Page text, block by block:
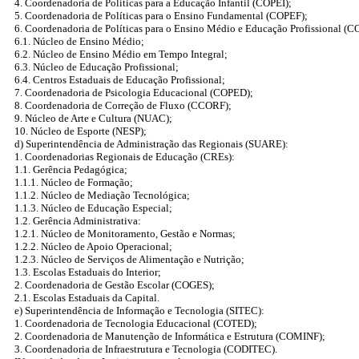
4. Coordenadoria de Políticas para a Educação Infantil (COPEI);
5. Coordenadoria de Políticas para o Ensino Fundamental (COPEF);
6. Coordenadoria de Políticas para o Ensino Médio e Educação Profissional
6.1. Núcleo de Ensino Médio;
6.2. Núcleo de Ensino Médio em Tempo Integral;
6.3. Núcleo de Educação Profissional;
6.4. Centros Estaduais de Educação Profissional;
7. Coordenadoria de Psicologia Educacional (COPED);
8. Coordenadoria de Correção de Fluxo (CCORF);
9. Núcleo de Arte e Cultura (NUAC);
10. Núcleo de Esporte (NESP);
d) Superintendência de Administração das Regionais (SUARE):
1. Coordenadorias Regionais de Educação (CREs):
1.1. Gerência Pedagógica;
1.1.1. Núcleo de Formação;
1.1.2. Núcleo de Mediação Tecnológica;
1.1.3. Núcleo de Educação Especial;
1.2. Gerência Administrativa:
1.2.1. Núcleo de Monitoramento, Gestão e Normas;
1.2.2. Núcleo de Apoio Operacional;
1.2.3. Núcleo de Serviços de Alimentação e Nutrição;
1.3. Escolas Estaduais do Interior;
2. Coordenadoria de Gestão Escolar (COGES);
2.1. Escolas Estaduais da Capital.
e) Superintendência de Informação e Tecnologia (SITEC):
1. Coordenadoria de Tecnologia Educacional (COTED);
2. Coordenadoria de Manutenção de Informática e Estrutura (COMINF);
3. Coordenadoria de Infraestrutura e Tecnologia (CODITEC).